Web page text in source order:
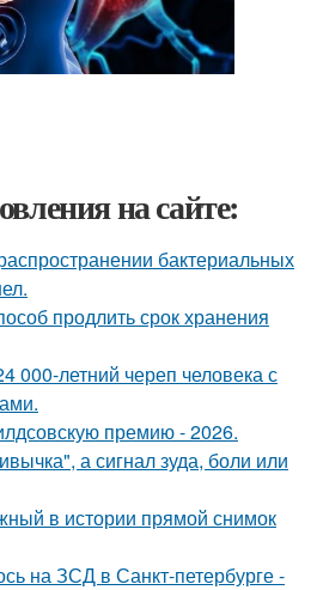
на сайте:
бактериальных
продлить срок хранения
000-летний череп человека с
премию - 2026.
а сигнал зуда, боли или
в истории прямой снимок
на ЗСД в Санкт-петербурге -